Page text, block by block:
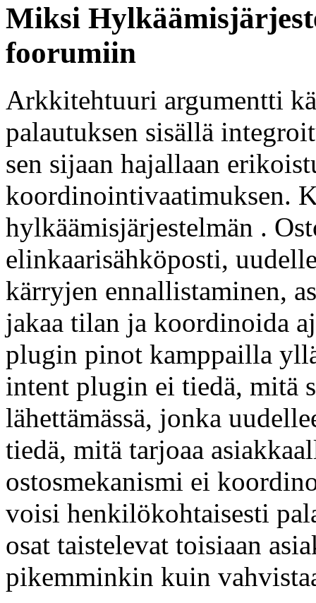
Miksi
foorumiin
Arkkitehtuuri argumentti
palautuksen sisällä
sen sijaan hajallaan
koordinointivaatimuksen.
hylkäämisjärjestelmän .
elinkaarisähköposti,
kärryjen ennallistaminen,
jakaa tilan ja koordinoida
plugin pinot kamppailla
intent plugin ei tiedä, mitä
lähettämässä, jonka
tiedä, mitä tarjoaa
ostosmekanismi ei
voisi henkilökohtaisesti
osat taistelevat toisiaan
pikemminkin kuin